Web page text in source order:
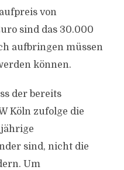
von
sind das 30.000
aufbringen müssen
können.
der bereits
Köln zufolge die
sind, nicht die
Um